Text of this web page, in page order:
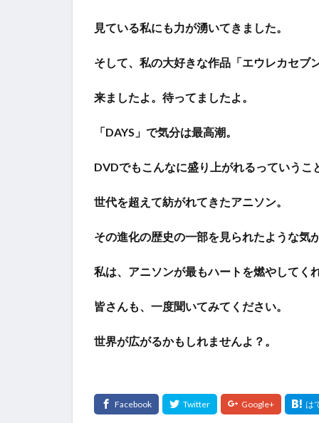
見ている私にも力が湧いてきました。
そして、私の大好きな作品「エウレカセブ
来ましたよ。待ってましたよ。
「DAYS」で気分は最高潮。
DVDでもこんなに盛り上がれるっていう
世代を超えて紡がれてきたアニソン。
その進化の歴史の一部を見られたような気
私は、アニソンが最もハートを燃やしてく
皆さんも、一度聞いてみてください。
世界が広がるかもしれませんよ？。